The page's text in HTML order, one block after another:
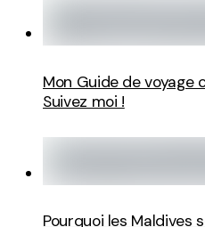
Mon Guide de voyage
Suivez moi !
Pourquoi les Maldives